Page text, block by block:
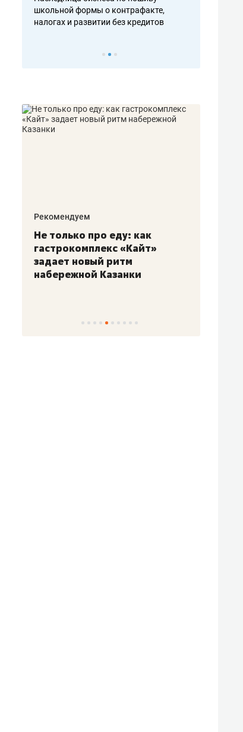
школьной формы о контрафакте,
налогах и развитии без кредитов
Рекомендуем
Не только про еду: как
гастрокомплекс «Кайт»
задает новый ритм
набережной Казанки